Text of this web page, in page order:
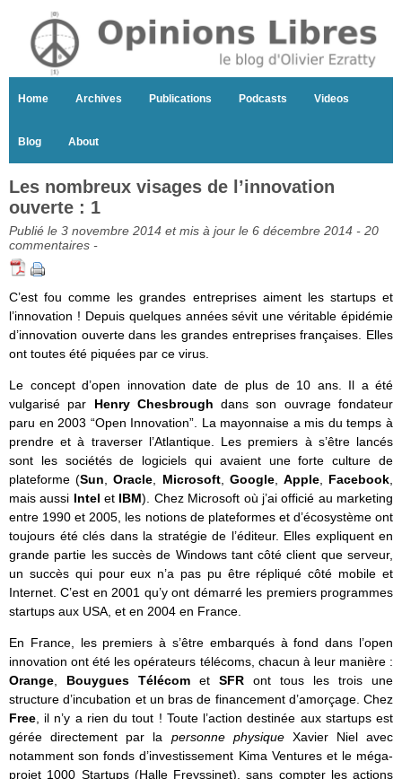
Home Archives Publications Podcasts Videos
Blog About
Les nombreux visages de l’innovation
ouverte : 1
Publié le 3 novembre 2014 et mis à jour le 6 décembre 2014 - 20
commentaires -
C’est fou comme les grandes entreprises aiment les startups et
l’innovation ! Depuis quelques années sévit une véritable épidémie
d’innovation ouverte dans les grandes entreprises françaises. Elles
ont toutes été piquées par ce virus.
Le concept d’open innovation date de plus de 10 ans. Il a été
vulgarisé par Henry Chesbroughdans son ouvrage fondateur
paru en 2003 “Open Innovation”. La mayonnaise a mis du temps à
prendre et à traverser l’Atlantique. Les premiers à s’être lancés
sont les sociétés de logiciels qui avaient une forte culture de
plateforme (Sun ,Oracle Microsoft, Google, Apple, Facebook
mais aussi Intelet IBM). Chez Microsoft où j’ai officié au marketing
entre 1990 et 2005, les notions de plateformes et d’écosystème ont
toujours été clés dans la stratégie de l’éditeur. Elles expliquent en
grande partie les succès de Windows tant côté client que serveur,
un succès qui pour eux n’a pas pu être répliqué côté mobile et
Internet. C’est en 2001 qu’y ont démarré les premiers programmes
startups aux USA, et en 2004 en France.
En France, les premiers à s’être embarqués à fond dans l’open
innovation ont été les opérateurs télécoms, chacun à leur manière :
Orange, Bouygues Télécom et SFR ont tous les trois une
structure d’incubation et un bras de financement d’amorçage. Chez
Free, il n’y a rien du tout ! Toute l’action destinée aux startups est
gérée directement par la personne physiqueXavier Niel avec
notamment son fonds d’investissement Kima Ventures et le méga-
projet 1000 Startups (Halle Freyssinet), sans compter les actions